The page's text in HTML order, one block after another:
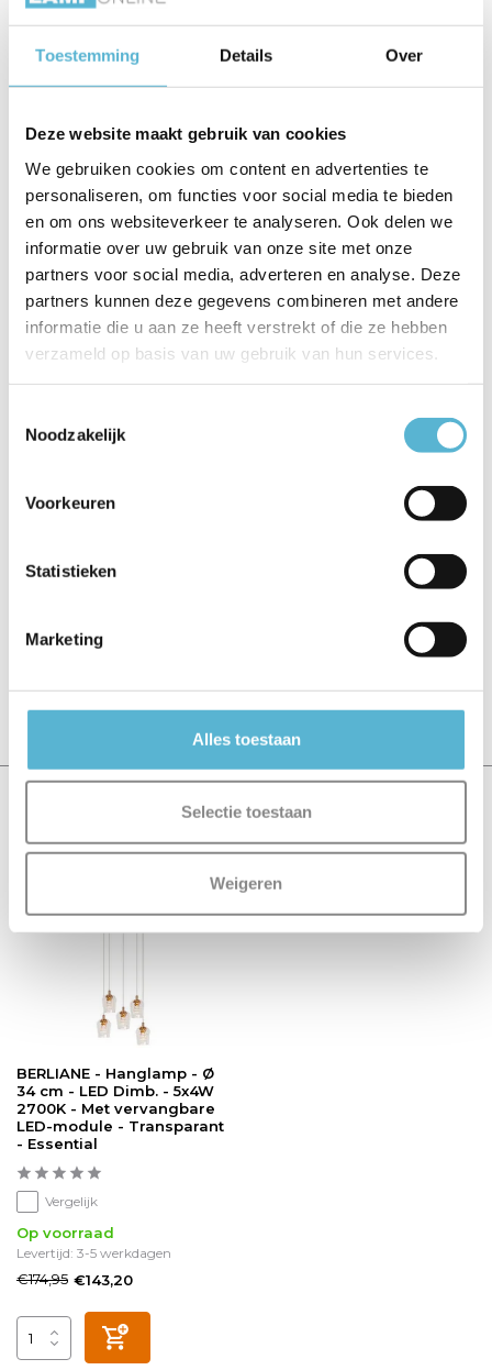
Toestemming Details Over
Deze website maakt gebruik van cookies
We gebruiken cookies om content en advertenties te
personaliseren, om functies voor social media te bieden
en om ons websiteverkeer te analyseren. Ook delen we
informatie over uw gebruik van onze site met onze
partners voor social media, adverteren en analyse. Deze
partners kunnen deze gegevens combineren met andere
informatie die u aan ze heeft verstrekt of die ze hebben
verzameld op basis van uw gebruik van hun services.
Noodzakelijk
Voorkeuren
Statistieken
Marketing
Alles toestaan
Selectie toestaan
Weigeren
BERLIANE warm wit licht (2700K) dat dimbaar is voor een
Toon meer
Productspecificaties
Artikelnummer 00430/21/60
EAN 5411212011015
Breedte 34
Toon meer
Reviews
Schrijf je eigen review
BERLIANE - Hanglamp - Ø
34 cm - LED Dimb. - 5x4W
2700K - Met vervangbare
LED-module - Transparant
- Essential
Vergelijk
Op voorraad
Levertijd: 3-5 werkdagen
€174,95 €143,20